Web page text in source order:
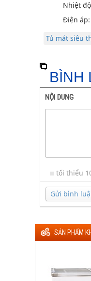
Nhiệt
Điện áp:
Tủ mát siêu
BÌNH
NỘI DUNG
tối thiểu
Gửi bình
SẢN PHẨM